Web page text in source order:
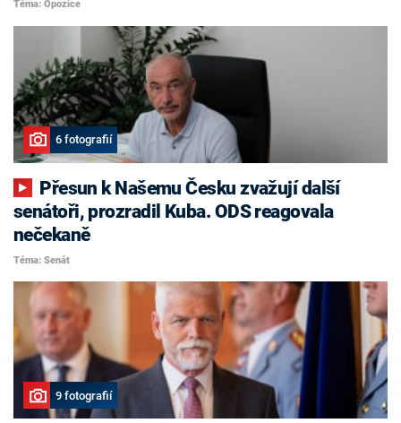
Téma: Opozice
6 fotografií
senátoři, prozradil Kuba. ODS reagovala
nečekaně
Téma: Senát
9 fotografií